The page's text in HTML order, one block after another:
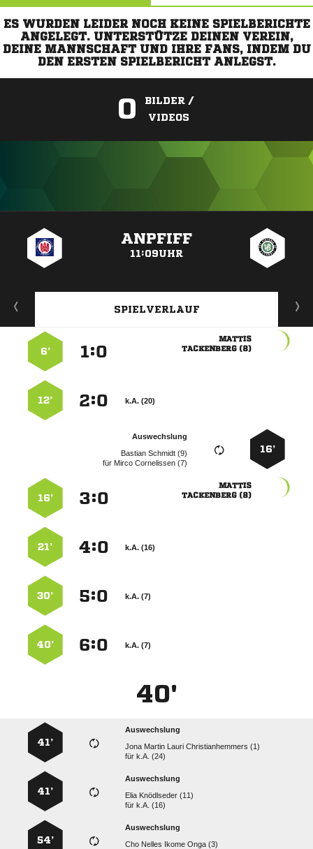
ES WURDEN LEIDER NOCH KEINE SPIELBERICHTE
ANGELEGT. UNTERSTÜTZE DEINEN VEREIN,
DEINE MANNSCHAFT UND IHRE FANS, INDEM DU
DEN ERSTEN SPIELBERICHT ANLEGST.
0
BILDER /
VIDEOS
ANPFIFF
11:09UHR
SPIELVERLAUF

 
:
6’
k.A. (20)
:
12’
16’
Auswechslung
  
für   

 
:
16’
k.A. (16)
:
21’
k.A. (7)
:
30’
k.A. (7)
:
40’
40'
Auswechslung
    
fürk.A. (24)
41’
Auswechslung
  
fürk.A. (16)
41’
Auswechslung
    
54’